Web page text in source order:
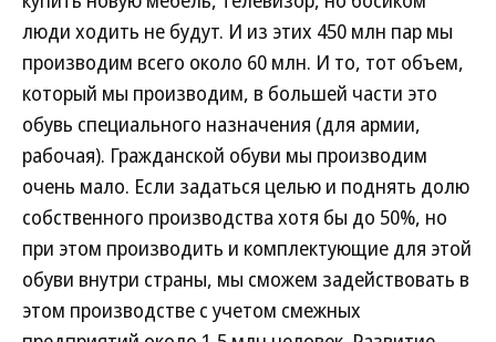
люди ходить не будут. И из этих 450 млн пар мы
производим всего около 60 млн. И то, тот объем,
который мы производим, в большей части это
обувь специального назначения (для армии,
рабочая). Гражданской обуви мы производим
очень мало. Если задаться целью и поднять долю
собственного производства хотя бы до 50%, но
при этом производить и комплектующие для этой
обуви внутри страны, мы сможем задействовать в
этом производстве с учетом смежных